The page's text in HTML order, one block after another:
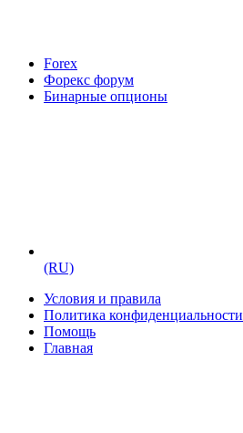
Forex
Форекс форум
Бинарные опционы
(RU)
Условия и правила
Политика конфиденциальности
Помощь
Главная